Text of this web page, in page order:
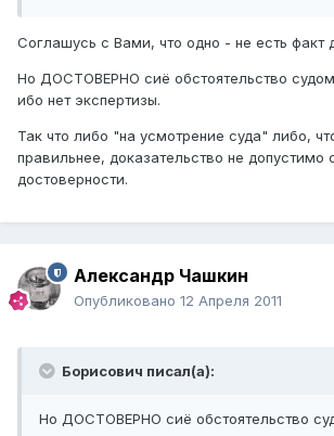
Соглашусь с Вами, что одно - не есть факт
Но ДОСТОВЕРНО сиё обстоятельство судом
ибо нет экспертизы.
Так что либо "на усмотрение суда" либо,
правильнее, доказательство не допустимо
достоверности.
Александр Чашкин
Опубликовано 12 Апреля 2011
Борисович писал(а):
Но ДОСТОВЕРНО сиё обстоятельство